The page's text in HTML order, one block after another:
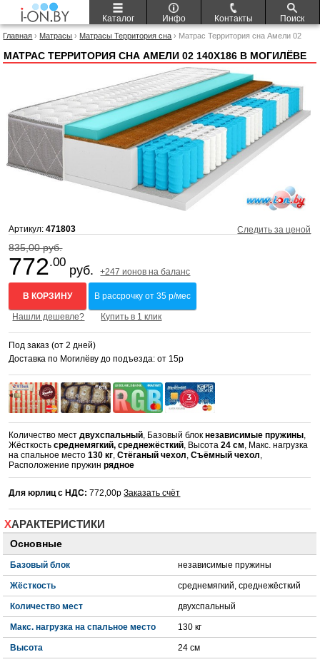
Каталог Инфо Контакты Поиск
Главная › Матрасы › Матрасы Территория сна › Матрас Территория сна Амели 02
МАТРАС ТЕРРИТОРИЯ СНА АМЕЛИ 02 140X186 В МОГИЛЁВЕ
Артикул:471803 Следить за ценой
835,00 руб.
772.00
руб. +247 ионов на баланс
В КОРЗИНУ В рассрочку от 35 р/мес
Нашли дешевле? Купить в 1 клик
Под заказ (от 2 дней)
Доставка по Могилёву до подъезда: от 15р
Количество местдвухспальный, Базовый блокнезависимые пружины,
Жёсткостьсреднемягкий, среднежёсткий, Высота24 см, Макс. нагрузка
на спальное место130 кг,Стёганый чехол,Съёмный чехол,
Расположение пружинрядное
Для юрлиц с НДС: 772,00рЗаказать счёт
ХАРАКТЕРИСТИКИ
Основные
Базовый блок независимые пружины
Жёсткость среднемягкий, среднежёсткий
Количество мест двухспальный
Макс. нагрузка на спальное место 130 кг
Высота 24 см